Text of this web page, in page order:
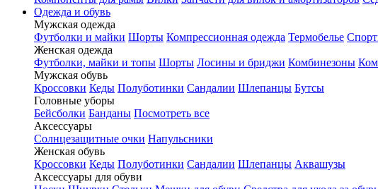
Одежда и обувь
Мужская одежда
Футболки и майки Шорты Компрессионная одежда Термобелье
Женская одежда
Футболки, майки и топы Шорты Лосины и бриджи Комбинезоны
Мужская обувь
Кроссовки Кеды Полуботинки Сандалии Шлепанцы Бутсы
Головные уборы
Бейсболки Банданы Посмотреть все
Аксессуары
Солнцезащитные очки Напульсники
Женская обувь
Кроссовки Кеды Полуботинки Сандалии Шлепанцы Аквашузы
Аксессуары для обуви